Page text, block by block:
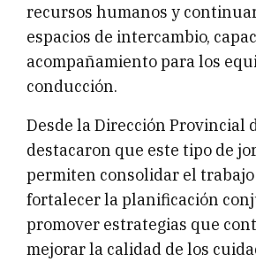
recursos humanos y
espacios de intercambio,
acompañamiento para los
conducción.
Desde la Dirección Provincial
destacaron que este tipo de
permiten consolidar el trabajo
fortalecer la planificación
promover estrategias que
mejorar la calidad de los